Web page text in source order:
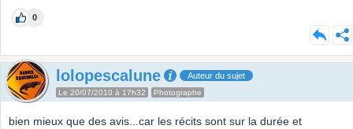
0
lolopescalune Auteur du sujet
Le 20/07/2010 à 17h32 Photographe
bien mieux que des avis...car les récits sont sur la durée et